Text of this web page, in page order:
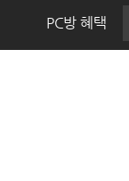
PC방 혜택